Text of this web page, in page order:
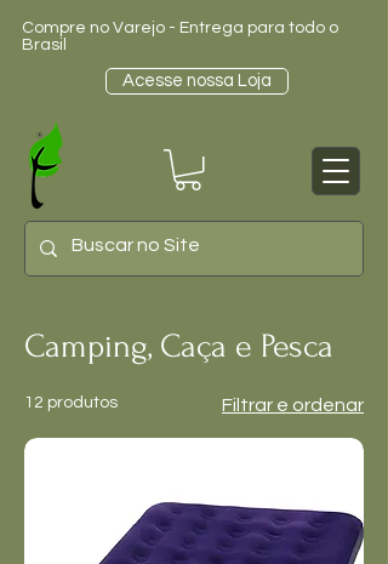
Compre no Varejo - Entrega para todo o
Brasil
Acesse nossa Loja
Camping, Caça e Pesca
12 produtos Filtrar e ordenar